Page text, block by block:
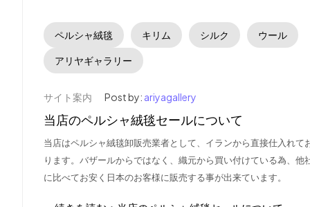
ペルシャ絨毯 キリム シルク ウール
アリヤギャラリー
サイト案内 Post by: ariyagallery
当店のペルシャ絨毯セールについて
当店はペルシャ絨毯卸販売業者として、イランから直接仕入れて
ります。バザールからではなく、織元から買い付けている為、他
に比べてお安く日本のお客様に販売する事が出来ています。